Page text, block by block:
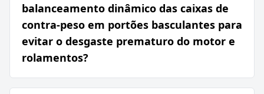
balanceamento dinâmico das caixas de
contra-peso em portões basculantes para
evitar o desgaste prematuro do motor e
rolamentos?